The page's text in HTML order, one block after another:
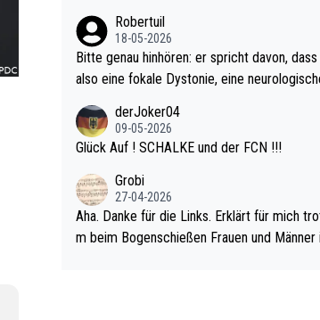
ehler! Robertuil
18-05-2026
Bitte genau hinhören: er spricht davon, dass
also eine fokale Dystonie, eine
werden, im Arm hat. Und, dass
aube immer noch, dass sehr viele der
d diese könnten teils wirksam behandelt
e man nur zum Neurologen und nicht zum
derJoker04
09-05-2026
Glück Auf ! SCHALKE und der FCN !!!
Grobi
27-04-2026
Aha. Danke für die Links. Erklärt für mich
m beim Bogenschießen Frauen und Männer